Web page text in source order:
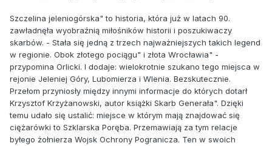
Szczelina jeleniogórska" to historia, która już w latach 90.
zawładnęła wyobraźnią miłośników historii i poszukiwaczy
skarbów. - Stała się jedną z trzech najważniejszych takich legend
w regionie. Obok złotego pociągu" i złota Wrocławia" -
przypomina Orlicki. I dodaje: wielokrotnie szukano tego miejsca w
rejonie Jeleniej Góry, Lubomierza i Wlenia. Bezskutecznie.
Przełom przyniosły między innymi informacje do których dotarł
Krzysztof Krzyżanowski, autor książki Skarb Generała". Dzięki
temu udało się ustalić: miejsce w którym mają znajdować się
ciężarówki to Szklarska Poręba. Przemawiają za tym relacje
byłego żołnierza Wojsk Ochrony Pogranicza. Ten w swoich